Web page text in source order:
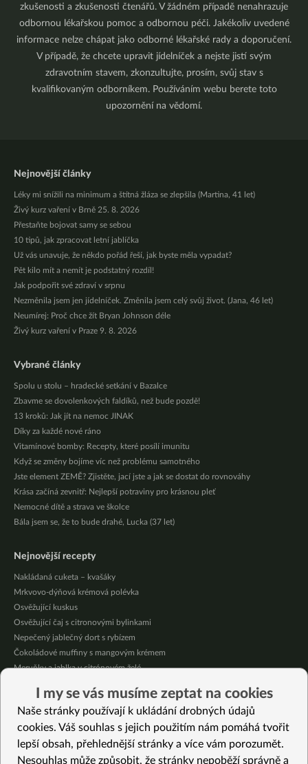
zkušenosti a zkušenosti čtenářů. V žádném případě nenahrazuje
odbornou lékařskou pomoc a odbornou péči. Jakékoliv uvedené
informace nelze chápat jako odborné lékařské rady a doporučení.
V případě, že chcete upravit jídelníček a nejste jistí svým
zdravotním stavem, zkonzultujte, prosím, svůj stav s
kvalifikovaným odborníkem. Používáním webu berete toto
upozornění na vědomí.
Nejnovější články
Léky mi snížili na minimum a štítná žláza se zlepšila (Martina, 41 let)
Živý kurz vaření v Brně 25. 8. 2026
Přestaňte bojovat samy se sebou
10 tipů, jak zpracovat letní jablíčka
Už vás unavuje, že někdo pořád řeší, jak byste měla vypadat?
Pět kilo mít a nemít je podstatný rozdíl!
Jak podpořit své zdraví v srpnu
Nezměnila jsem jen jídelníček. Změnila jsem celý svůj život. (Jana, 46 let)
Neumírej: Proč chce žít Bryan Johnson déle
Živý kurz vaření v Praze 9. 8. 2026
Vybrané články
Spolu u stolu – hradecké setkání v Bazalce
Zbavme se dovolenkových faldíků, než bude pozdě!
13 kroků: Jak jít na nemoc JINAK
Díky za každé nové ráno
Vitamínové bomby: Recepty, které posílí imunitu
Když se změny bojíme víc než problému samotného
Jste element ZEMĚ? Zjistěte, jací jste a jak se dostat do rovnováhy
Krása začíná zevnitř: Nejlepší potraviny pro krásnou pleť
Nemocné dítě a strava ve školce
Bála jsem se, že to bude drahé, Lucka (37 let)
Nejnovější recepty
Nakládaná cuketa – kvašáky
Mrkvovo-dýňová krémová polévka
Osvěžující kuskus
Osvěžující čaj s citronovými bylinkami
Nepečený jablečný dort s rybízem
Čokoládové muffiny s mangovým krémem
Meruňky a jablka v citrónovém želé
Celozrnná rýže basmati se zeleninou
Citrónové muffiny s borůvkovým krémem
Vybrané recepty
I my se vás musíme zeptat na cookies
Naše stránky používají k ukládání drobných údajů
cookies. Váš souhlas s jejich použitím nám pomáhá tvořit
lepší obsah, přehlednější stránky a více vám porozumět.
Nesouhlas může způsobit, že stránky nepoběží správně a